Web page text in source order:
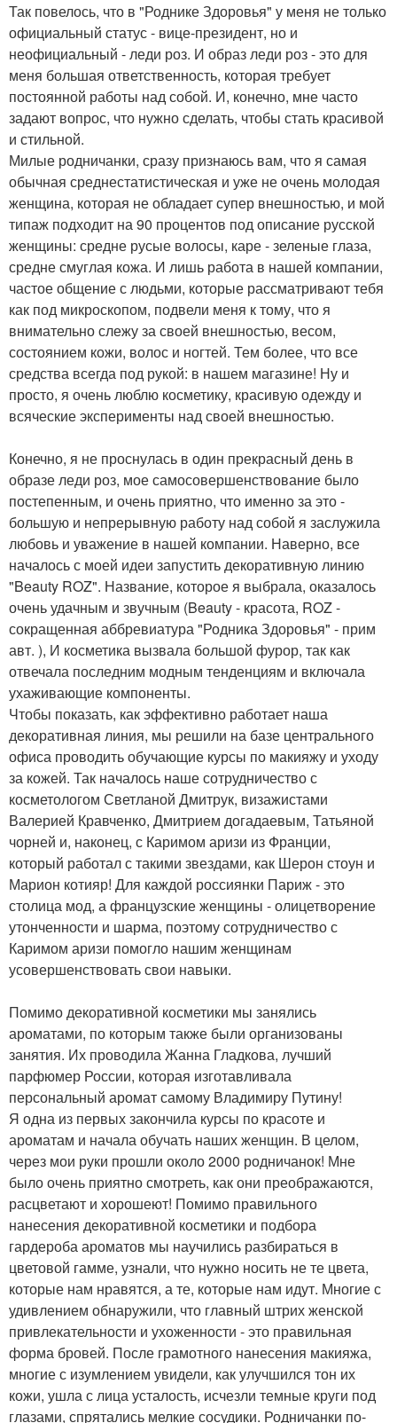
Так повелось, что в "Роднике Здоровья" у меня не только
официальный статус - вице-президент, но и
неофициальный - леди роз. И образ леди роз - это для
меня большая ответственность, которая требует
постоянной работы над собой. И, конечно, мне часто
задают вопрос, что нужно сделать, чтобы стать красивой
и стильной.
Милые родничанки, сразу признаюсь вам, что я самая
обычная среднестатистическая и уже не очень молодая
женщина, которая не обладает супер внешностью, и мой
типаж подходит на 90 процентов под описание русской
женщины: средне русые волосы, каре - зеленые глаза,
средне смуглая кожа. И лишь работа в нашей компании,
частое общение с людьми, которые рассматривают тебя
как под микроскопом, подвели меня к тому, что я
внимательно слежу за своей внешностью, весом,
состоянием кожи, волос и ногтей. Тем более, что все
средства всегда под рукой: в нашем магазине! Ну и
просто, я очень люблю косметику, красивую одежду и
всяческие эксперименты над своей внешностью.
Конечно, я не проснулась в один прекрасный день в
образе леди роз, мое самосовершенствование было
постепенным, и очень приятно, что именно за это -
большую и непрерывную работу над собой я заслужила
любовь и уважение в нашей компании. Наверно, все
началось с моей идеи запустить декоративную линию
"Beauty ROZ". Название, которое я выбрала, оказалось
очень удачным и звучным (Beauty - красота, ROZ -
сокращенная аббревиатура "Родника Здоровья" - прим
авт. ), И косметика вызвала большой фурор, так как
отвечала последним модным тенденциям и включала
ухаживающие компоненты.
Чтобы показать, как эффективно работает наша
декоративная линия, мы решили на базе центрального
офиса проводить обучающие курсы по макияжу и уходу
за кожей. Так началось наше сотрудничество с
косметологом Светланой Дмитрук, визажистами
Валерией Кравченко, Дмитрием догадаевым, Татьяной
чорней и, наконец, с Каримом аризи из Франции,
который работал с такими звездами, как Шерон стоун и
Марион котияр! Для каждой россиянки Париж - это
столица мод, а французские женщины - олицетворение
утонченности и шарма, поэтому сотрудничество с
Каримом аризи помогло нашим женщинам
усовершенствовать свои навыки.
Помимо декоративной косметики мы занялись
ароматами, по которым также были организованы
занятия. Их проводила Жанна Гладкова, лучший
парфюмер России, которая изготавливала
персональный аромат самому Владимиру Путину!
Я одна из первых закончила курсы по красоте и
ароматам и начала обучать наших женщин. В целом,
через мои руки прошли около 2000 родничанок! Мне
было очень приятно смотреть, как они преображаются,
расцветают и хорошеют! Помимо правильного
нанесения декоративной косметики и подбора
гардероба ароматов мы научились разбираться в
цветовой гамме, узнали, что нужно носить не те цвета,
которые нам нравятся, а те, которые нам идут. Многие с
удивлением обнаружили, что главный штрих женской
привлекательности и ухоженности - это правильная
форма бровей. После грамотного нанесения макияжа,
многие с изумлением увидели, как улучшился тон их
кожи, ушла с лица усталость, исчезли темные круги под
глазами, спрятались мелкие сосудики. Родничанки по-